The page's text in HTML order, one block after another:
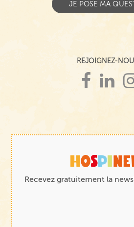
REJOIGNEZ-
Recevez gratuitement la